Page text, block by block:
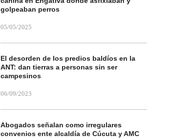
golpeaban perros
05/05/2025
El desorden de los predios baldíos en la
ANT: dan tierras a personas sin ser
campesinos
06/09/2023
Abogados señalan como irregulares
convenios ente alcaldía de Cúcuta y AMC